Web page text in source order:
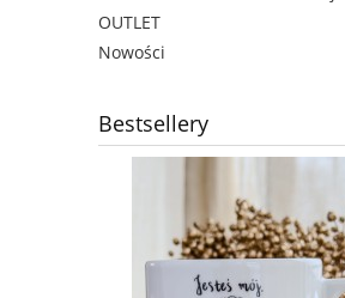
OUTLET
Nowości
Bestsellery